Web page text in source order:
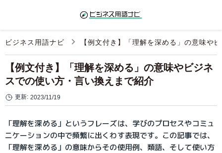
ビジネス用語ナビ 【例文付き】「理解を深める」の意味や
【例文付き】「理解を深める」の意味やビジネ
スでの使い方・言い換えまで紹介
更新: 2023/11/19
「理解を深める」というフレーズは、学びのプロセスやコミュ
ニケーションの中で頻繁に出くわす表現です。この記事では、
「理解を深める」の意味からその使用例、類語、そして使い方